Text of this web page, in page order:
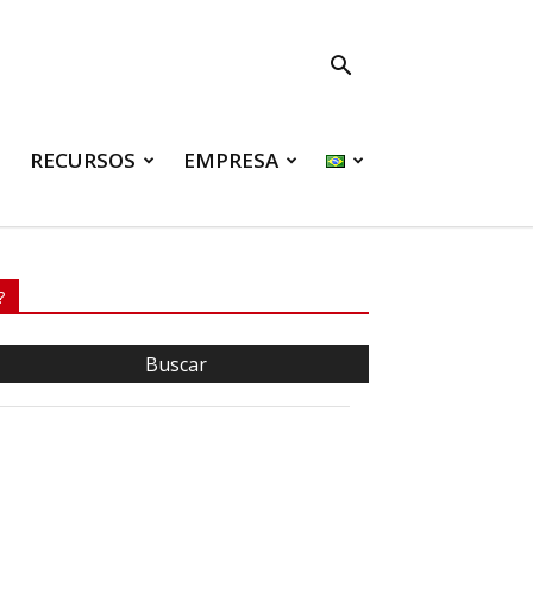
RECURSOS EMPRESA